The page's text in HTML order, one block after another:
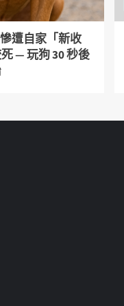
遭自家「新收
— 玩狗 30 秒後